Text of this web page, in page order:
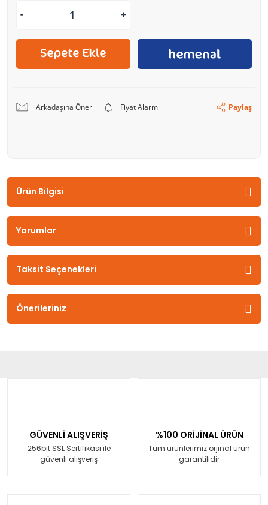
Arkadaşına Öner Fiyat Alarmı Paylaş
Ürün Bilgisi
Yorumlar
Taksit Seçenekleri
Önerileriniz
GÜVENLİ ALIŞVERİŞ
256bit SSL Sertifikası ile
güvenli alışveriş
%100 ORİJİNAL ÜRÜN
Tüm ürünlerimiz orjinal ürün
garantilidir